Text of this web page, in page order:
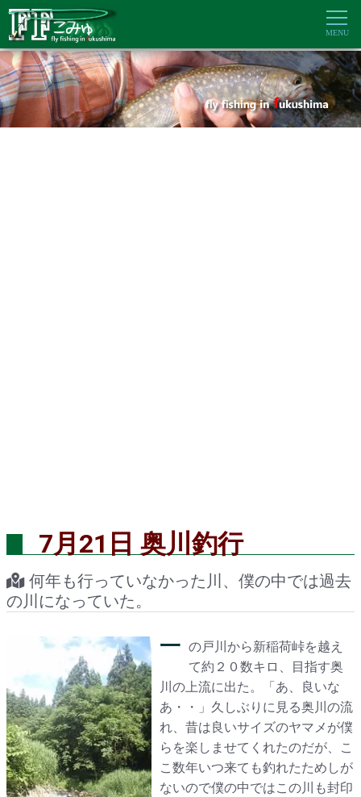
7月21日 奥川釣行
何年も行っていなかった川、僕の中では過去
の川になっていた。
一 の戸川から新稲荷峠を越え
て約２０数キロ、目指す奥
川の上流に出た。「あ、良いな
あ・・」久しぶりに見る奥川の流
れ、昔は良いサイズのヤマメが僕
らを楽しませてくれたのだが、こ
こ数年いつ来ても釣れたためしが
ないので僕の中ではこの川も封印